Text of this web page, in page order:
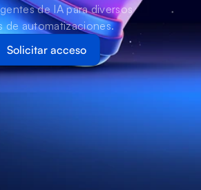
de IA para diversos
de automatizaciones.
Solicitar acceso